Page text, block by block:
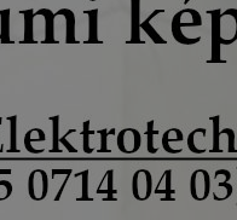
k
látogatás során.
aktuális látogatására
böngésző bezárásával